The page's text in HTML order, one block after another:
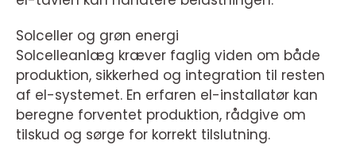
Solceller og grøn energi
Solcelleanlæg kræver faglig viden om både
produktion, sikkerhed og integration til resten
af el-systemet. En erfaren el-installatør kan
beregne forventet produktion, rådgive om
tilskud og sørge for korrekt tilslutning.